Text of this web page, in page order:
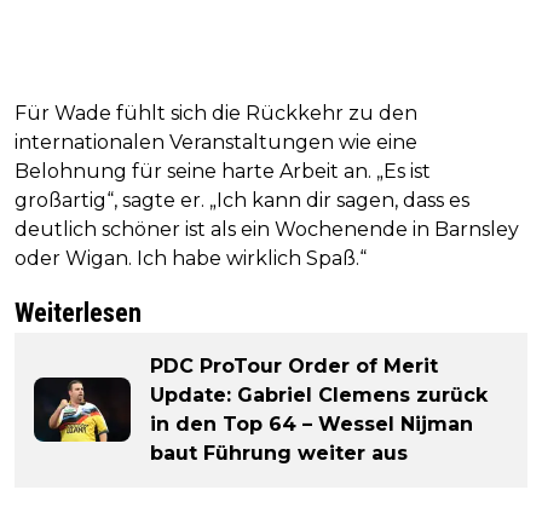
Für Wade fühlt sich die Rückkehr zu den
internationalen Veranstaltungen wie eine
Belohnung für seine harte Arbeit an. „Es ist
großartig“, sagte er. „Ich kann dir sagen, dass es
deutlich schöner ist als ein Wochenende in Barnsley
oder Wigan. Ich habe wirklich Spaß.“
Weiterlesen
PDC ProTour Order of Merit
Update: Gabriel Clemens zurück
in den Top 64 – Wessel Nijman
baut Führung weiter aus